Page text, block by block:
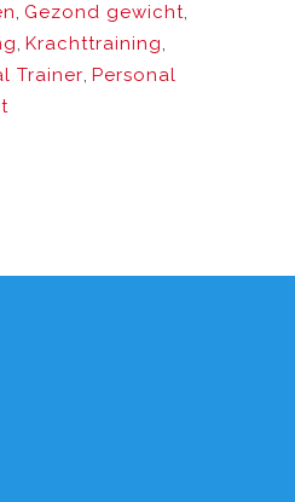
, Gezond gewicht,
, Krachttraining,
Trainer, Personal